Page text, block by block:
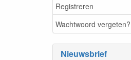
Registreren
Wachtwoord vergeten?
Nieuwsbrief